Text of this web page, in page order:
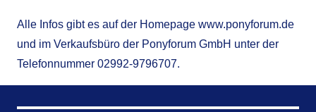
Alle Infos gibt es auf der Homepage www.ponyforum.de
und im Verkaufsbüro der Ponyforum GmbH unter der
Telefonnummer 02992-9796707.